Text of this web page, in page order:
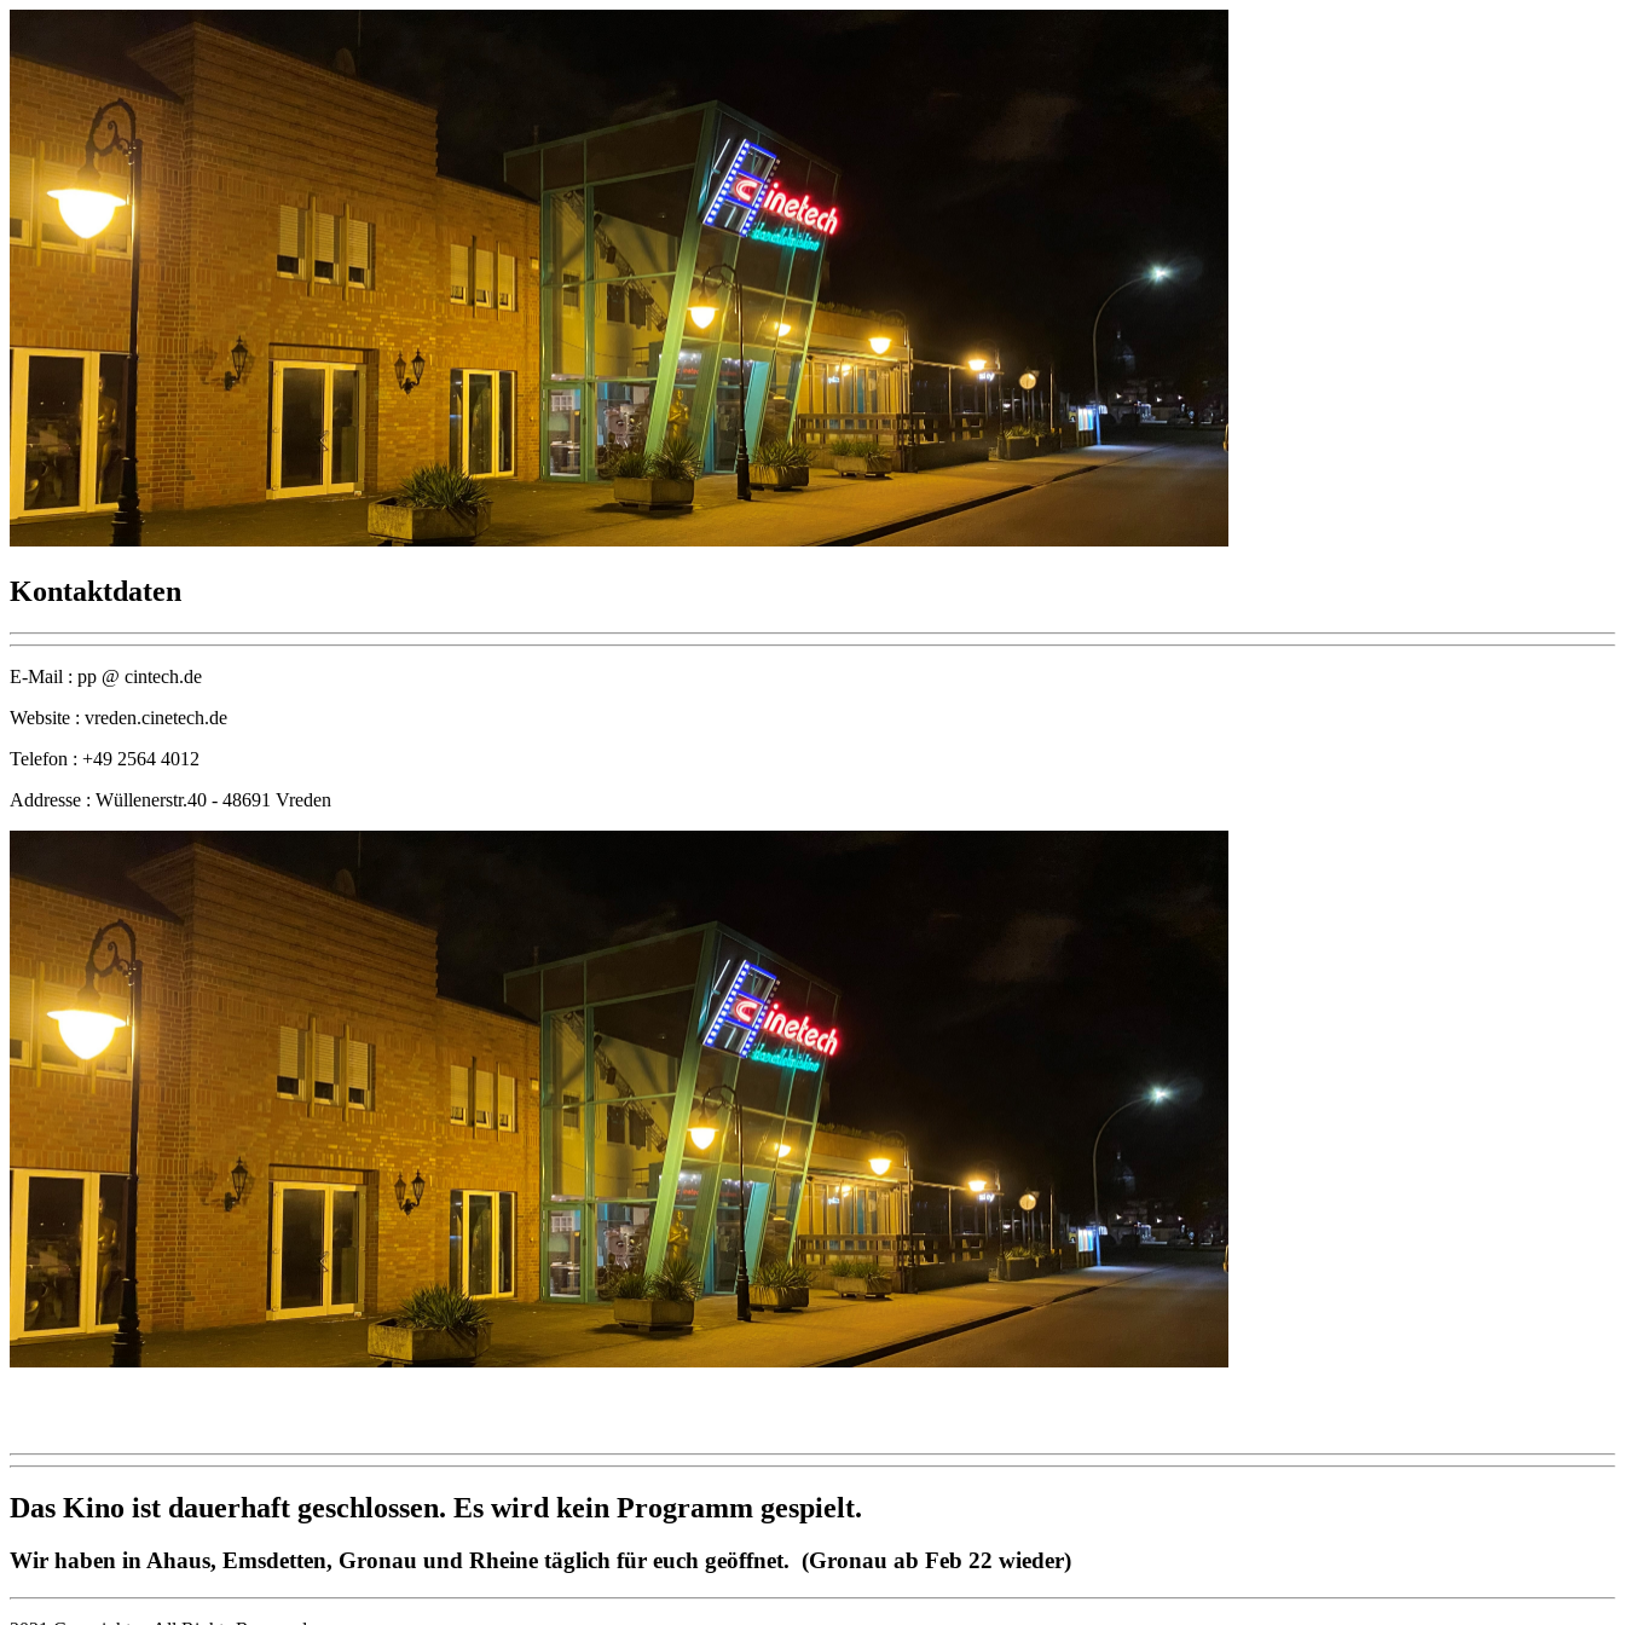
Kontaktdaten
E-Mail : pp @ cintech.de
Website : vreden.cinetech.de
Telefon : +49 2564 4012
Addresse : Wüllenerstr.40 - 48691 Vreden
Das Kino ist dauerhaft geschlossen. Es wird kein Programm gespielt.
Wir haben in Ahaus, Emsdetten, Gronau und Rheine täglich für euch geöffnet. (Gronau ab Feb 22 wieder)